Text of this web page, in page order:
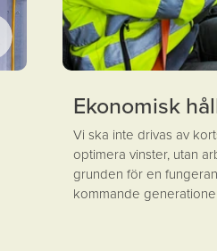
Ekonomisk
Vi ska inte drivas av
optimera vinster, utan
grunden för en
kommande